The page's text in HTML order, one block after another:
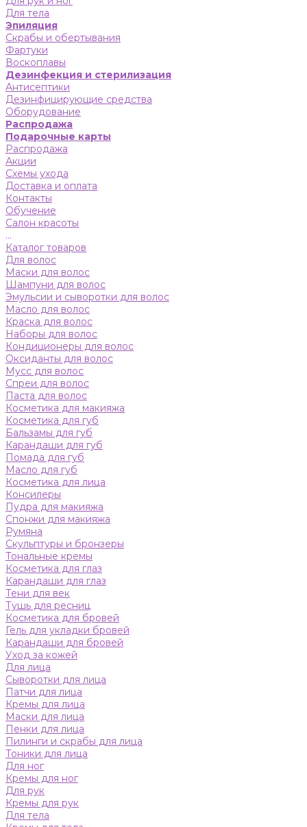
Для тела
Эпиляция
Скрабы и обертывания
Фартуки
Воскоплавы
Дезинфекция и стерилизация
Антисептики
Дезинфицирующие средства
Оборудование
Распродажа
Подарочные карты
Распродажа
Акции
Схемы ухода
Доставка и оплата
Контакты
Обучение
Салон красоты
...
Каталог товаров
Для волос
Маски для волос
Шампуни для волос
Эмульсии и сыворотки для волос
Масло для волос
Краска для волос
Наборы для волос
Кондиционеры для волос
Оксиданты для волос
Мусс для волос
Спреи для волос
Паста для волос
Косметика для макияжа
Косметика для губ
Бальзамы для губ
Карандаши для губ
Помада для губ
Масло для губ
Косметика для лица
Консилеры
Пудра для макияжа
Спонжи для макияжа
Румяна
Скульптуры и бронзеры
Тональные кремы
Косметика для глаз
Карандаши для глаз
Тени для век
Тушь для ресниц
Косметика для бровей
Гель для укладки бровей
Карандаши для бровей
Уход за кожей
Для лица
Сыворотки для лица
Патчи для лица
Кремы для лица
Маски для лица
Пенки для лица
Пилинги и скрабы для лица
Тоники для лица
Для ног
Кремы для ног
Для рук
Кремы для рук
Для тела